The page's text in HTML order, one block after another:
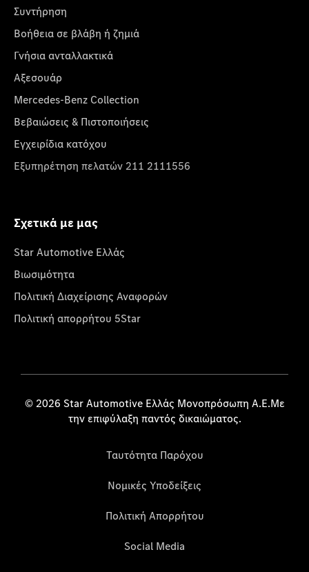
Συντήρηση
Βοήθεια σε βλάβη ή ζημιά
Γνήσια ανταλλακτικά
Αξεσουάρ
Mercedes-Benz Collection
Βεβαιώσεις & Πιστοποιήσεις
Εγχειρίδια κατόχου
Εξυπηρέτηση πελατών 211 2111556
Σχετικά με μας
Star Automotive Ελλάς
Βιωσιμότητα
Πολιτική Διαχείρισης Αναφορών
Πολιτική απορρήτου 5Star
© 2026 Star Automotive Ελλάς Μονοπρόσωπη Α.Ε.Με
την επιφύλαξη παντός δικαιώματος.
Ταυτότητα Παρόχου
Νομικές Υποδείξεις
Πολιτική Απορρήτου
Social Media